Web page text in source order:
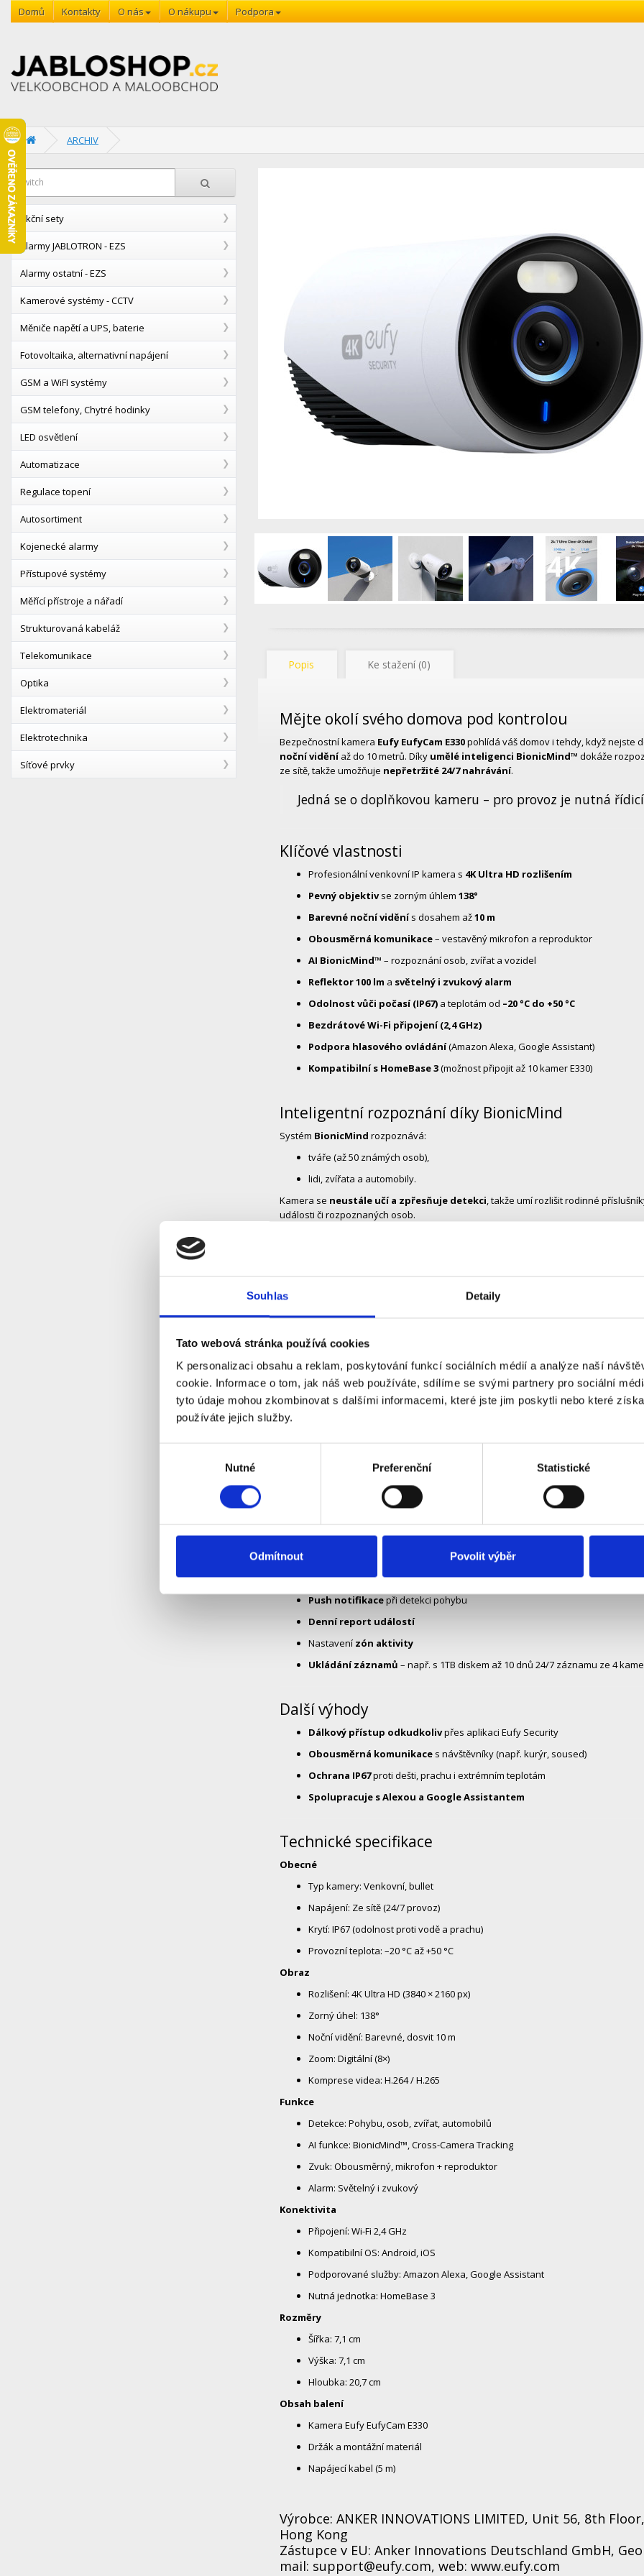
Souhlas Detaily
Tato webová stránka používá cookies
K personalizaci obsahu a reklam, poskytování funkcí sociálních médií a analýze naší
cookie. Informace o tom, jak náš web používáte, sdílíme se svými partnery pro sociální
tyto údaje mohou zkombinovat s dalšími informacemi, které jste jim poskytli nebo které
používáte jejich služby.
Nutné Preferenční Statistické
Odmítnout Povolit výběr
Domů Kontakty O nás O nákupu Podpora
ARCHIV
Akční sety
Alarmy JABLOTRON - EZS
Alarmy ostatní - EZS
Kamerové systémy - CCTV
Měniče napětí a UPS, baterie
Fotovoltaika, alternativní napájení
GSM a WiFI systémy
GSM telefony, Chytré hodinky
LED osvětlení
Automatizace
Regulace topení
Autosortiment
Kojenecké alarmy
Přístupové systémy
Měřící přístroje a nářadí
Strukturovaná kabeláž
Telekomunikace
Optika
Elektromateriál
Elektrotechnika
Síťové prvky
Popis Ke stažení (0)
Mějte okolí svého domova pod kontrolou
Bezpečnostní kamera Eufy EufyCam E330pohlídá váš domov i tehdy, když nejste
noční viděníaž do 10 metrů. Díky umělé inteligenci BionicMind™ dokáže
ze sítě, takže umožňuje nepřetržité 24/7 nahrávání.
Jedná se o doplňkovou kameru – pro provoz je nutná
Klíčové vlastnosti
Profesionální venkovní IP kamera s 4K Ultra HD rozlišením
Pevný objektivse zorným úhlem 138°
Barevné noční viděnís dosahem až10 m
Obousměrná komunikace– vestavěný mikrofon a reproduktor
AI BionicMind™ – rozpoznání osob, zvířat a vozidel
Reflektor 100 lm a světelný i zvukový alarm
Odolnost vůči počasí (IP67)a teplotám od –20 °C do +50 °C
Bezdrátové Wi-Fi připojení (2,4 GHz)
Podpora hlasového ovládání(Amazon Alexa, Google Assistant)
Kompatibilní s HomeBase 3(možnost připojit až 10 kamer E330)
Inteligentní rozpoznání díky BionicMind
Systém BionicMind rozpoznává:
tváře (až 50 známých osob),
lidi, zvířata a automobily.
Kamera se neustále učí a zpřesňuje detekci, takže umí rozlišit rodinné
události či rozpoznaných osob.
Lze také nastavit
detekční zóny
Noční vidění v plných barvách
Barevné záběry i v nocidíky integrovanému reflektoru.
Dosvit až 10 metrů.
Možnostspuštění sirénypři detekci pohybu.
Stabilní připojení a správa přes HomeBase 3
Kamera se připojuje přes Wi-Fi 2,4 GHz HomeBase 3 až na
Z jednoho místa můžetespravovat všechny kamery a zařízení Eufy
Přehledná aplikace Eufy Security
Mobilní aplikace (Android / iOS)
Push notifikacepři detekci pohybu
Denní report událostí
Nastavení zón aktivity
Ukládání záznamů – např. s 1TB diskem až 10 dnů 24/7 záznamu ze 4
Další výhody
Dálkový přístup odkudkolivpřes aplikaci Eufy Security
Obousměrná komunikaces návštěvníky (např. kurýr, soused)
Ochrana IP67proti dešti, prachu i extrémním teplotám
Spolupracuje s Alexou a Google Assistantem
Technické specifikace
Obecné
Typ kamery: Venkovní, bullet
Napájení: Ze sítě (24/7 provoz)
Krytí: IP67 (odolnost proti vodě a prachu)
Provozní teplota: –20 °C až +50 °C
Obraz
Rozlišení: 4K Ultra HD (3840 × 2160 px)
Zorný úhel: 138°
Noční vidění: Barevné, dosvit 10 m
Zoom: Digitální (8×)
Komprese videa: H.264 / H.265
Funkce
Detekce: Pohybu, osob, zvířat, automobilů
AI funkce: BionicMind™, Cross-Camera Tracking
Zvuk: Obousměrný, mikrofon + reproduktor
Alarm: Světelný i zvukový
Konektivita
Připojení: Wi-Fi 2,4 GHz
Kompatibilní OS: Android, iOS
Podporované služby: Amazon Alexa, Google Assistant
Nutná jednotka: HomeBase 3
Rozměry
Šířka: 7,1 cm
Výška: 7,1 cm
Hloubka: 20,7 cm
Obsah balení
Kamera Eufy EufyCam E330
Držák a montážní materiál
Napájecí kabel (5 m)
Výrobce: ANKER INNOVATIONS LIMITED, Unit 56, 8th
Hong Kong
Zástupce v EU: Anker Innovations Deutschland GmbH,
mail: support@eufy.com, web: www.eufy.com